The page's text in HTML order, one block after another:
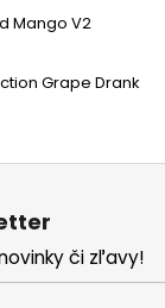
Mango V2
Grape Drank
či zľavy!